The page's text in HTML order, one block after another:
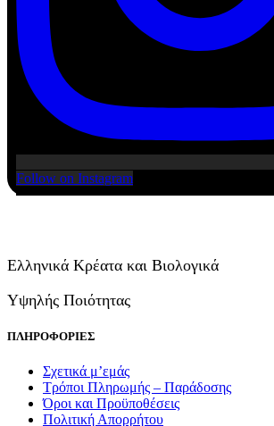
Follow on Instagram
Ελληνικά Κρέατα και Βιολογικά
Υψηλής Ποιότητας
ΠΛΗΡΟΦΟΡΙΕΣ
Σχετικά μ’εμάς
Τρόποι Πληρωμής – Παράδοσης
Όροι και Προϋποθέσεις
Πολιτική Απορρήτου